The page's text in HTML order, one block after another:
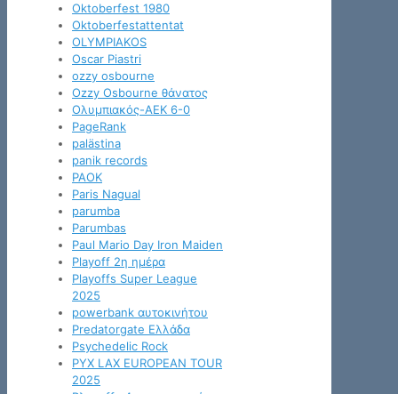
Oktoberfest 1980
Oktoberfestattentat
OLYMPIAKOS
Oscar Piastri
ozzy osbourne
Ozzy Osbourne θάνατος
Oλυμπιακός-ΑΕΚ 6-0
PageRank
palästina
panik records
PAOK
Paris Nagual
parumba
Parumbas
Paul Mario Day Iron Maiden
Playoff 2η ημέρα
Playoffs Super League
2025
powerbank αυτοκινήτου
Predatorgate Ελλάδα
Psychedelic Rock
PYX LAX EUROPEAN TOUR
2025